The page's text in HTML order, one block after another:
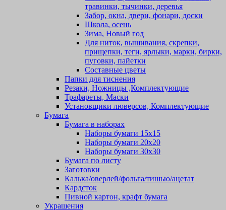
травинки, тычинки, деревья
Забор, окна, двери, фонари, доски
Школа, осень
Зима, Новый год
Для ниток, вышивания, скрепки,
прищепки, теги, ярлыки, марки, бирки,
пуговки, пайетки
Составные цветы
Папки для тиснения
Резаки, Ножницы ,Комплектующие
Трафареты, Маски
Установщики люверсов, Комплектующие
Бумага
Бумага в наборах
Наборы бумаги 15х15
Наборы бумаги 20х20
Наборы бумаги 30х30
Бумага по листу
Заготовки
Калька/оверлей/фольга/тишью/ацетат
Кардсток
Пивной картон, крафт бумага
Украшения